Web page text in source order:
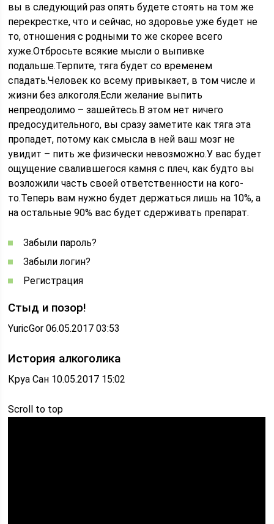
вы в следующий раз опять будете стоять на том же
перекрестке, что и сейчас, но здоровье уже будет не
то, отношения с родными то же скорее всего
хуже.Отбросьте всякие мысли о выпивке
подальше.Терпите, тяга будет со временем
спадать.Человек ко всему привыкает, в том числе и
жизни без алкоголя.Если желание выпить
непреодолимо – зашейтесь.В этом нет ничего
предосудительного, вы сразу заметите как тяга эта
пропадет, потому как смысла в ней ваш мозг не
увидит – пить же физически невозможно.У вас будет
ощущение свалившегося камня с плеч, как будто вы
возложили часть своей ответственности на кого-
то.Теперь вам нужно будет держаться лишь на 10%, а
на остальные 90% вас будет сдерживать препарат.
Забыли пароль?
Забыли логин?
Регистрация
Cтыд и позор!
YuricGor 06.05.2017 03:53
История алкоголика
Круа Сан 10.05.2017 15:02
Scroll to top